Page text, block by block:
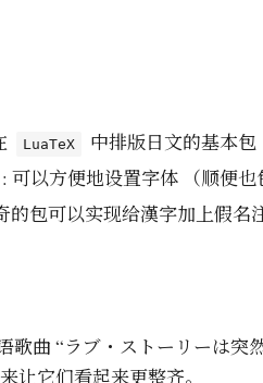
LuaTeX 中排版日文的基本包
: 可以方便地设置字体 （顺便也
的包可以实现给漢字加上假名
歌曲 “ラブ・ストーリーは突
让它们看起来更整齐。